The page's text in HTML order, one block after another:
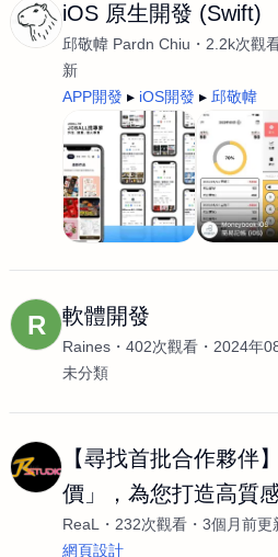
iOS 原生開發 (Swift)
邱敬幃 Pardn Chiu 2.2k次觀
新
APP開發
iOS開發 邱敬幃
R 軟體開發
Raines 402次觀看
2024年
未分類
【尋找首批合作夥伴
價」，為您打造高質
ReaL 232次觀看
3個月前更
網頁設計